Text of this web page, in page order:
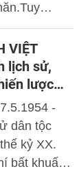
khổ, hy
thách,
VIỆT
lịch sử,
lược
-
dân tộc
kỷ XX.
bất khuất,